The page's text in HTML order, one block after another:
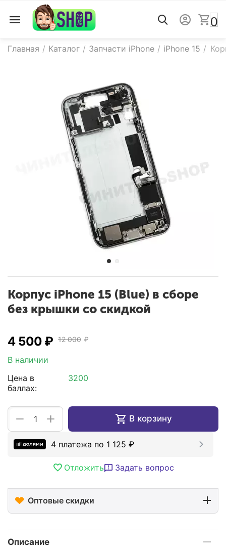
0
Главная / Каталог / Запчасти iPhone / iPhone 15 /
Корпус iPhone 15 (Blue) в сборе
без крышки со скидкой
4 500 ₽ 12 000 ₽
В наличии
Цена в
баллах:
3200
+
− В корзину
4 платежа по 1 125 ₽
Отложить Задать вопрос
Оптовые скидки
Описание